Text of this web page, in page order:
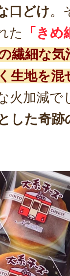
口どけ。
た
「き
繊細な
生地を混
火加減で
した奇跡